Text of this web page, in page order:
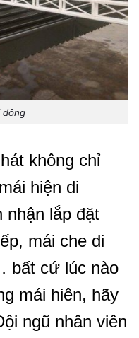
động
không chỉ
hiện di
nhận lắp đặt
mái che di
bất cứ lúc nào
mái hiên, hãy
ngũ nhân viên